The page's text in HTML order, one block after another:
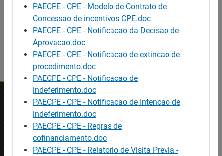
PAECPE - CPE - Modelo de Contrato de
Concessao de incentivos CPE.doc
PAECPE - CPE - Notificacao da Decisao de
Aprovacao.doc
PAECPE - CPE - Notificacao de extincao de
procedimento.doc
PAECPE - CPE - Notificacao de
indeferimento.doc
PAECPE - CPE - Notificacao de Intencao de
indeferimento.doc
PAECPE - CPE - Regras de
cofinanciamento.doc
PAECPE - CPE - Relatorio de Visita Previa -
OFERTAS
Ofertas de emprego
Ofertas de formação